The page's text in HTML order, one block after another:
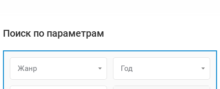
ФЭНТЕЗИ
ДЕТЕКТИВЫ
КРИМИНАЛ
ТУРЦИЯ
КАНАДА
АЗИАТСКИЕ СЕРИАЛЫ
ИНТЕРВЬЮ
Поиск по параметрам
Жанр Год